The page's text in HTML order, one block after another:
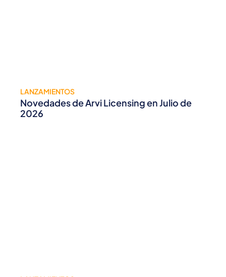
LANZAMIENTOS
Novedades de Arvi Licensing en Julio de
2026